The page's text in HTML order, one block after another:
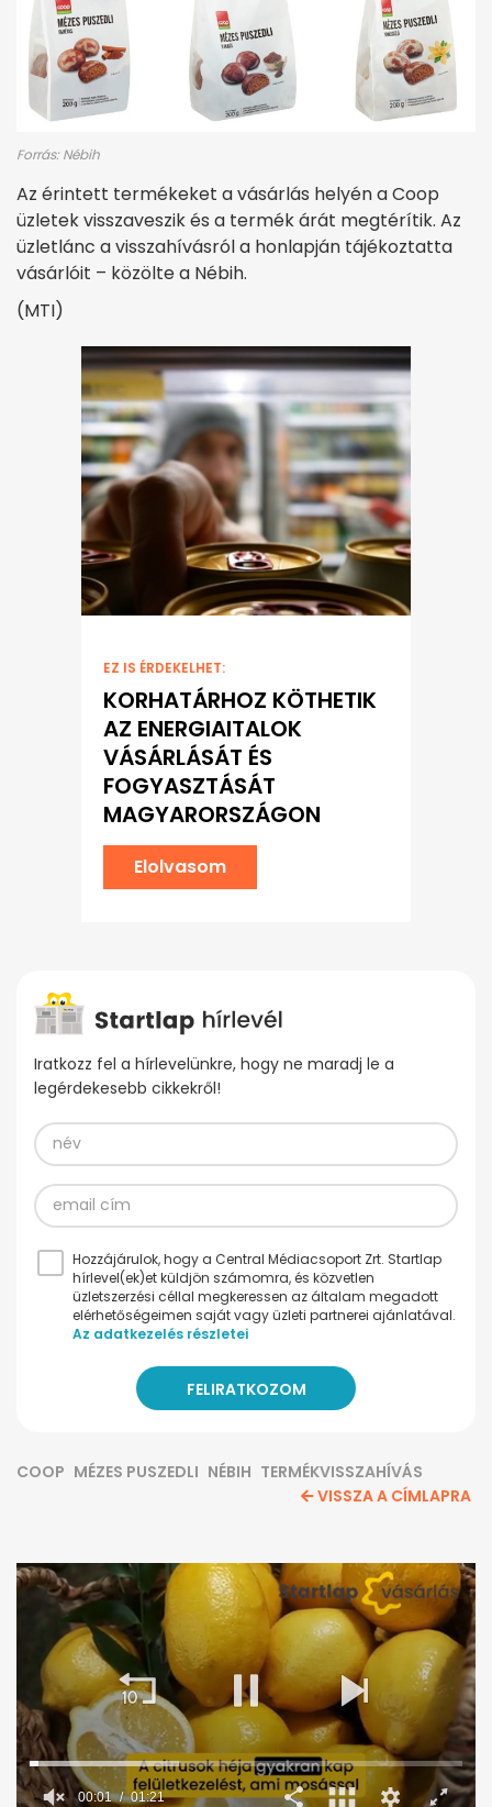
Forrás: Nébih
Az érintett termékeket a vásárlás helyén a Coop
üzletek visszaveszik és a termék árát megtérítik. Az
üzletlánc a visszahívásról a honlapján tájékoztatta
vásárlóit – közölte a Nébih.
(MTI)
EZ IS ÉRDEKELHET:
KORHATÁRHOZ KÖTHETIK
AZ ENERGIAITALOK
VÁSÁRLÁSÁT ÉS
FOGYASZTÁSÁT
MAGYARORSZÁGON
Elolvasom
Iratkozz fel a hírlevelünkre, hogy ne maradj le a
legérdekesebb cikkekről!
Hozzájárulok, hogy a Central Médiacsoport Zrt. Startlap
hírlevel(ek)et küldjön számomra, és közvetlen
üzletszerzési céllal megkeressen az általam megadott
elérhetőségeimen saját vagy üzleti partnerei ajánlatával.
Az adatkezelés részletei
COOP MÉZES PUSZEDLI NÉBIH TERMÉKVISSZAHÍVÁS
VISSZA A CÍMLAPRA
00:02 01:21